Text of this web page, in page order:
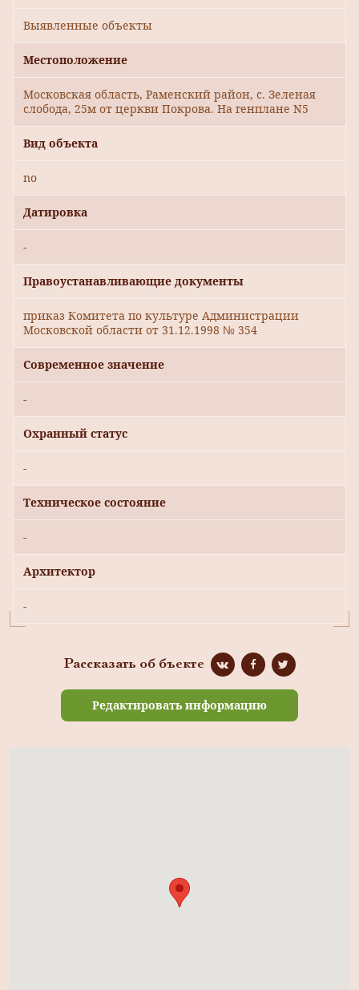
Выявленные объекты
Местоположение
Московская область, Раменский район, с. Зеленая
слобода, 25м от церкви Покрова. На генплане N5
Вид объекта
no
Датировка
-
Правоустанавливающие документы
приказ Комитета по культуре Администрации
Московской области от 31.12.1998 № 354
Современное значение
-
Охранный статус
-
Техническое состояние
-
Архитектор
-
Рассказать об бъекте
Редактировать информацию